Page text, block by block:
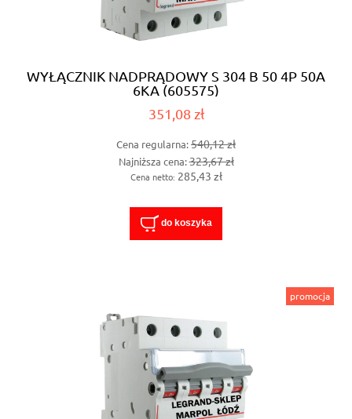
WYŁĄCZNIK NADPRĄDOWY S 304 B 50 4P 50A
6KA (605575)
351,08 zł
Cena regularna:540,12 zł
Najniższa cena:323,67 zł
Cena netto: 285,43 zł
do koszyka
promocja